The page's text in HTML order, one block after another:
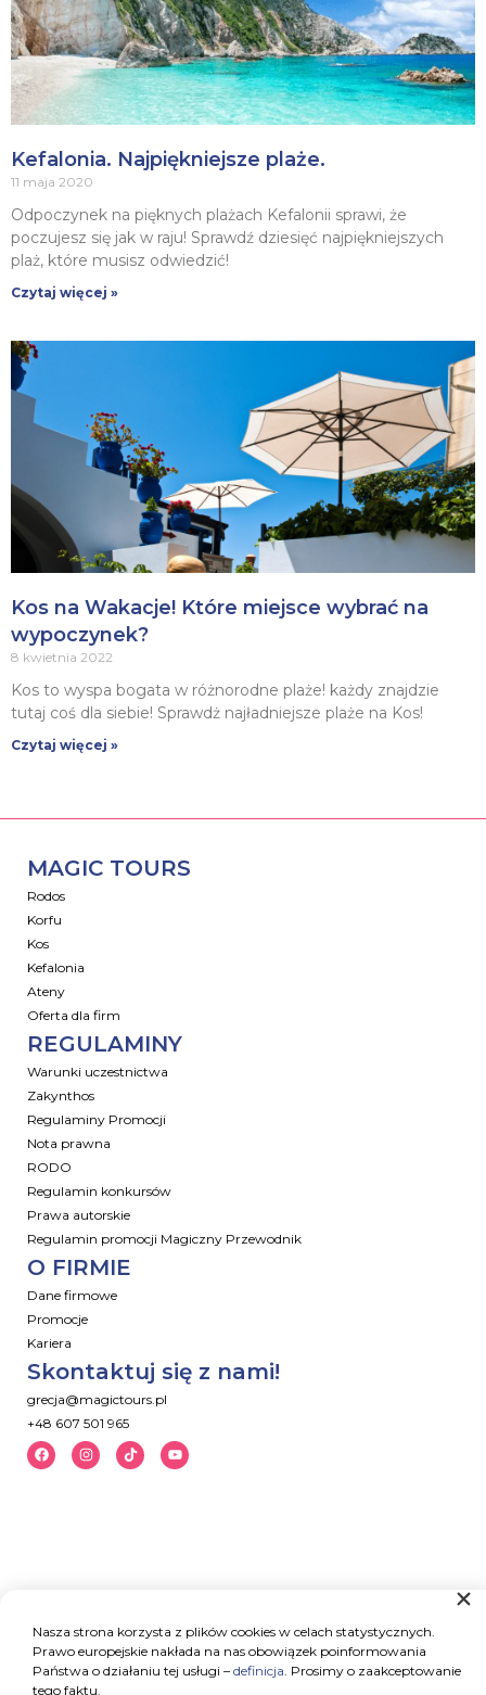
Kefalonia. Najpiękniejsze plaże.
11 maja 2020
Odpoczynek na pięknych plażach Kefalonii sprawi, że
poczujesz się jak w raju! Sprawdź dziesięć najpiękniejszych
plaż, które musisz odwiedzić!
Czytaj więcej »
Kos na Wakacje! Które miejsce wybrać na
wypoczynek?
8 kwietnia 2022
Kos to wyspa bogata w różnorodne plaże! każdy znajdzie
tutaj coś dla siebie! Sprawdż najładniejsze plaże na Kos!
Czytaj więcej »
MAGIC TOURS
Rodos
Korfu
Kos
Kefalonia
Ateny
Oferta dla firm
REGULAMINY
Warunki uczestnictwa
Zakynthos
Regulaminy Promocji
Nota prawna
RODO
Regulamin konkursów
Prawa autorskie
Regulamin promocji Magiczny Przewodnik
O FIRMIE
Dane firmowe
Promocje
Kariera
Skontaktuj się z nami!
grecja@magictours.pl
+48 607 501 965
Nasza strona korzysta z plików cookies w celach statystycznych.
Prawo europejskie nakłada na nas obowiązek poinformowania
Państwa o działaniu tej usługi – definicja. Prosimy o zaakceptowanie
tego faktu.